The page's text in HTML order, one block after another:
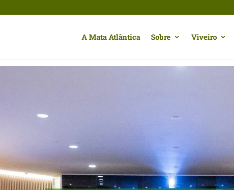
A Mata Atlântica Sobre Viveiro